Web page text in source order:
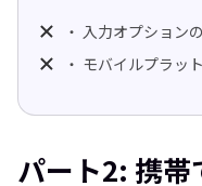
・ 入力オプション
・ モバイルプラッ
パート2: 携帯